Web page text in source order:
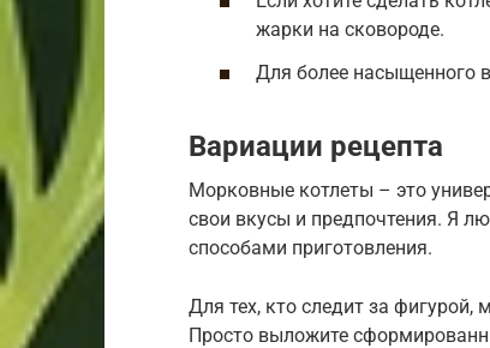
жарки на сковороде.
Для более насыщенного
Вариации рецепта
Морковные котлеты – это
свои вкусы и предпочтения. Я
способами приготовления.
Для тех, кто следит за фигурой,
Просто выложите